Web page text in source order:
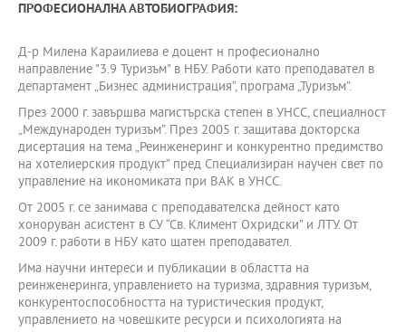
ПРОФЕСИОНАЛНА АВТОБИОГРАФИЯ:
Д-р Милена Караилиева е доцент н професионално
направление "3.9 Туризъм" в НБУ. Работи като преподавател в
департамент „Бизнес администрация”, програма „Туризъм”.
През 2000 г. завършва магистърска степен в УНСС, специалност
„Международен туризъм”. През 2005 г. защитава докторска
дисертация на тема „Реинженеринг и конкурентно предимство
на хотелиерския продукт” пред Специализиран научен свет по
управление на икономиката при ВАК в УНСС.
От 2005 г. се занимава с преподавателска дейност като
хоноруван асистент в СУ “Св. Климент Охридски” и ЛТУ. От
2009 г. работи в НБУ като щатен преподавател.
Има научни интереси и публикации в областта на
реинженеринга, управлението на туризма, здравния туризъм,
конкурентоспособността на туристическия продукт,
управлението на човешките ресурси и психологията на